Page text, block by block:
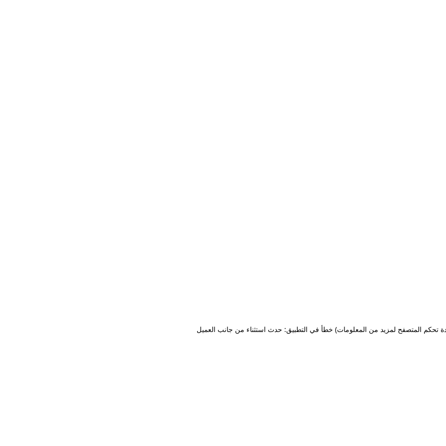
خطأ في التطبيق: حدث استثناء من جانب العميل تحكم المتصفح لمزيد من المعلومات)